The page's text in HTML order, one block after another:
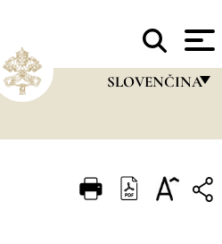
SLOVENČINA
ITALIANO